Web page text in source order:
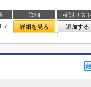
詳細
検討リスト
㎡ 詳細を見る 追加する